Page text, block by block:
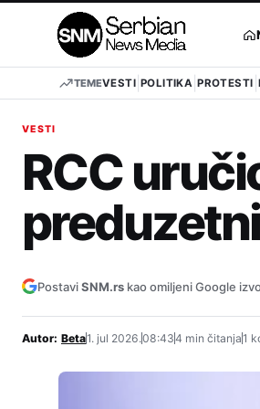
TEMEVESTI POLITIKA PROTESTI
VESTI
RCC
PostaviSNM.rs kao omiljeni Google
Autor: Beta1. jul 2026.08:434 min čitanja1